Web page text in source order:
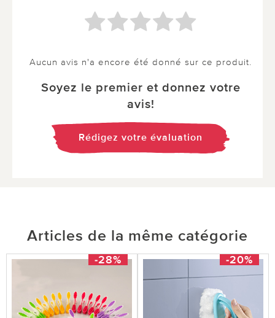
Aucun avis n'a encore été donné sur ce produit.
Soyez le premier et donnez votre
avis!
Rédigez votre évaluation
Articles de la même catégorie
-28% -20%